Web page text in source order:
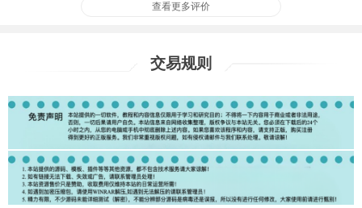
查看更多评价
交易规则